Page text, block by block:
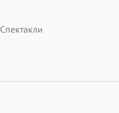
Спектакли